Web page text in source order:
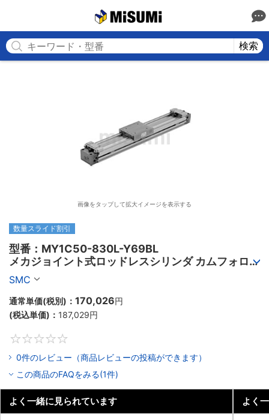
検索
画像をタップして拡大イメージを表示する
数量スライド割引
型番：MY1C50-830L-Y69BL
メカジョイント式ロッドレスシリンダ カムフォロア
ガイド形 MY1Cシリーズ
SMC
通常単価(税別)： 170,026円
(税込単価)： 187,029円
0件のレビュー（商品レビューの投稿ができます）
この商品のFAQをみる(1件)
よく一緒に見られています よく